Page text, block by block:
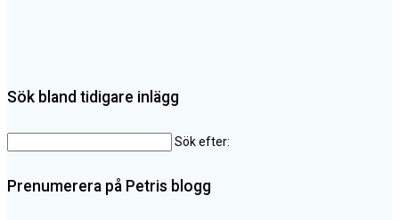
Sök bland tidigare inlägg
Sök efter:
Prenumerera på Petris blogg